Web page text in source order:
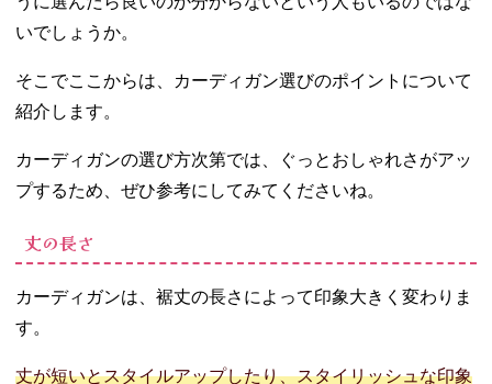
いでしょうか。
そこでここからは、カーディガン選びのポイントについて
紹介します。
カーディガンの選び方次第では、ぐっとおしゃれさがアッ
プするため、ぜひ参考にしてみてくださいね。
丈の長さ
カーディガンは、裾丈の長さによって印象大きく変わりま
す。
丈が短いとスタイルアップしたり、スタイリッシュな印象